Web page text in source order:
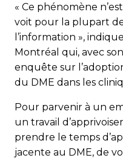
« Ce phénomène
voit pour la plupart
l’information »,
Montréal qui, avec
enquête sur
du DME dans les
Pour parvenir à un
un travail
prendre le temps
jacente au DME, de